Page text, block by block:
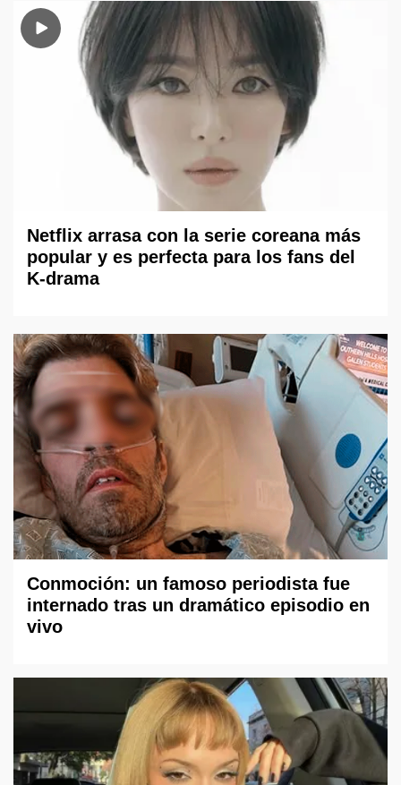
Netflix arrasa con la serie coreana más
popular y es perfecta para los fans del
K-drama
Conmoción: un famoso periodista fue
internado tras un dramático episodio en
vivo